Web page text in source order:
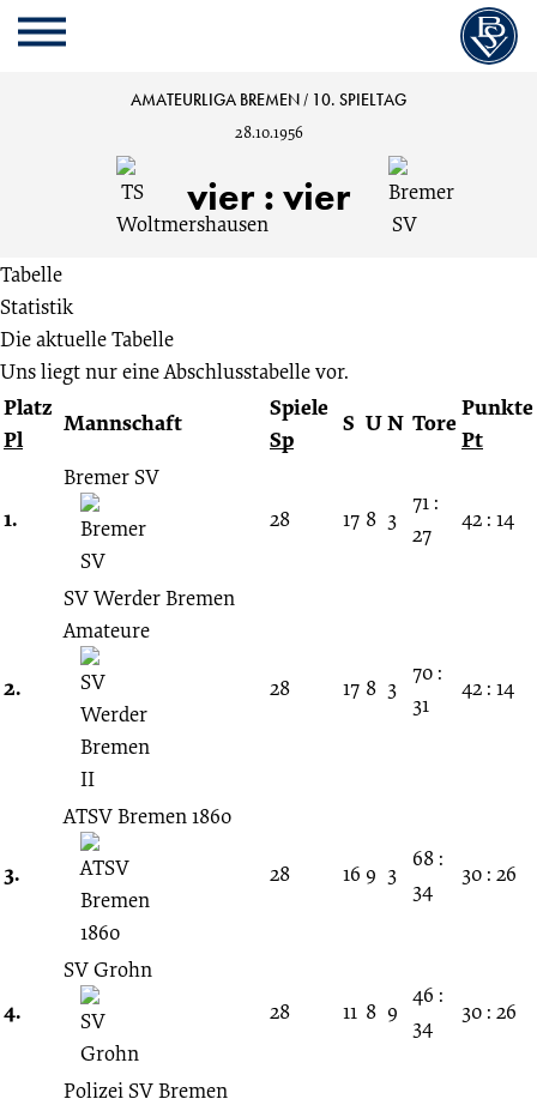
Cookie
Einstellungen
Zum
Inhalt
Cookie
Einstellungen
Kopfbereich
MENU
Woltmershausen
Bremer
SV
4:4
Spieltag
28.10.1956
-
1956/1957
(Amateurliga
Bremen)
AMATEURLIGA BREMEN / 10. SPIELTAG
28.10.1956
vier : vier
Tabelle
Statistik
Die aktuelle Tabelle
Uns liegt nur eine Abschlusstabelle vor.
Platz
Pl
Mannschaft
Spiele
Sp
S U N Tore
Punkte
Pt
1.
Bremer SV
28
17 8 3
71 :
27
42 : 14
2.
SV Werder Bremen
Amateure
28 17 8 3
70 :
31
42 : 14
3.
ATSV Bremen 1860
28 16 9 3
68 :
34
30 : 26
4.
SV Grohn
28
11 8 9
46 :
34
30 : 26
Polizei SV Bremen